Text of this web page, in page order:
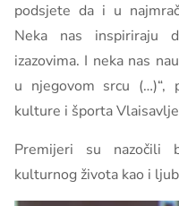
podsjete da i u
Neka nas inspiriraju
izazovima. I neka nas
u njegovom srcu (…)“,
kulture i športa
Premijeri su nazočili
kulturnog života kao i